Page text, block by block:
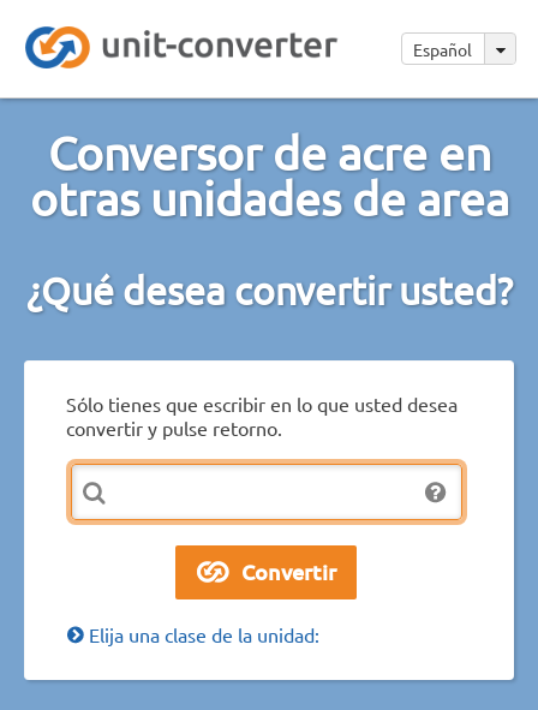
Español
Conversor de acre en
otras unidades de area
¿Qué desea convertir usted?
Sólo tienes que escribir en lo que usted desea
convertir y pulse retorno.
Elija una clase de la unidad: